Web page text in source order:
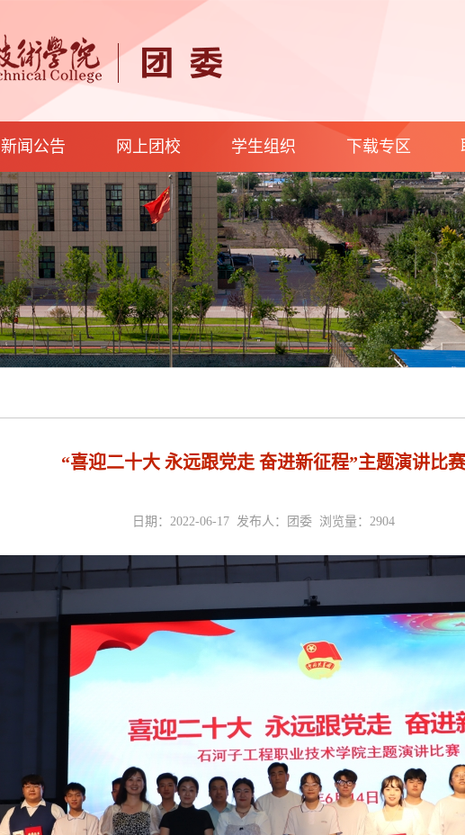
新闻公告 网上团校 学生组织 下载专区
“喜迎二十大 永远跟党走 奋进新征程”主题演讲比赛
日期：2022-06-17 发布人：团委 浏览量： 2904